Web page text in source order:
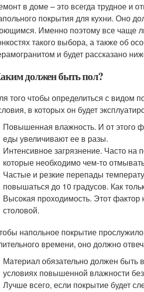
в доме – это всегда трудное и
покрытия для кухни. Оно
Именно поэтому все чаще
такого выбора, а также об
и будет рассказано
должен быть пол?
того чтобы определиться с видом
в которых он будет
Повышенная влажность. И от этого
еды увеличивают ее в разы.
Интенсивное загрязнение. Часто
которые необходимо чем-то
Частые и резкие перепады
повышаться до 10 градусов. Как
Высокая проходимость. Этот фактор
столовой.
напольное покрытие
времени, оно должно
Материал обязательно должен быть
условиях повышенной влажности
Лучше всего, если покрытие будет